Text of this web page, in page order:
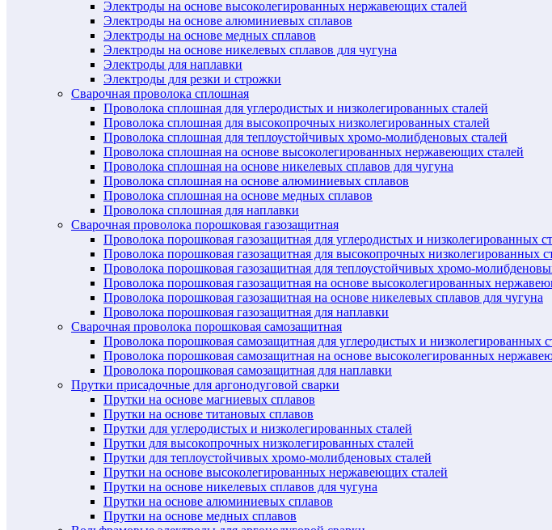
Электроды на основе высоколегированных нержавеющих сталей
Электроды на основе алюминиевых сплавов
Электроды на основе медных сплавов
Электроды на основе никелевых сплавов для чугуна
Электроды для наплавки
Электроды для резки и строжки
Сварочная проволока сплошная
Проволока сплошная для углеродистых и низколегированных сталей
Проволока сплошная для высокопрочных низколегированных сталей
Проволока сплошная для теплоустойчивых хромо-молибденовых сталей
Проволока сплошная на основе высоколегированных нержавеющих сталей
Проволока сплошная на основе никелевых сплавов для чугуна
Проволока сплошная на основе алюминиевых сплавов
Проволока сплошная на основе медных сплавов
Проволока сплошная для наплавки
Сварочная проволока порошковая газозащитная
Проволока порошковая газозащитная для углеродистых и низколегированных
Проволока порошковая газозащитная для высокопрочных низколегированных
Проволока порошковая газозащитная для теплоустойчивых хромо-
Проволока порошковая газозащитная на основе высоколегированных
Проволока порошковая газозащитная на основе никелевых сплавов для чугуна
Проволока порошковая газозащитная для наплавки
Сварочная проволока порошковая самозащитная
Проволока порошковая самозащитная для углеродистых и низколегированных
Проволока порошковая самозащитная на основе высоколегированных
Проволока порошковая самозащитная для наплавки
Прутки присадочные для аргонодуговой сварки
Прутки на основе магниевых сплавов
Прутки на основе титановых сплавов
Прутки для углеродистых и низколегированных сталей
Прутки для высокопрочных низколегированных сталей
Прутки для теплоустойчивых хромо-молибденовых сталей
Прутки на основе высоколегированных нержавеющих сталей
Прутки на основе никелевых сплавов для чугуна
Прутки на основе алюминиевых сплавов
Прутки на основе медных сплавов